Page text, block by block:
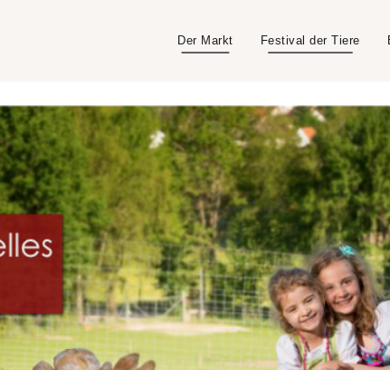
Der Markt Festival der Tiere